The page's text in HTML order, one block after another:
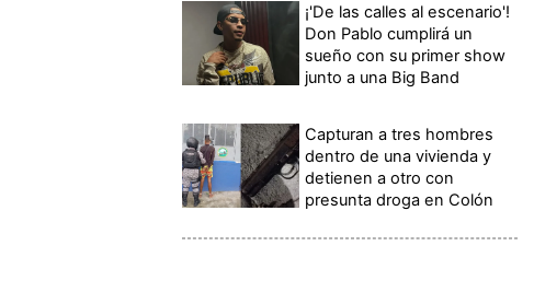
¡'De las calles al escenario'!
Don Pablo cumplirá un
sueño con su primer show
junto a una Big Band
Capturan a tres hombres
dentro de una vivienda y
detienen a otro con
presunta droga en Colón